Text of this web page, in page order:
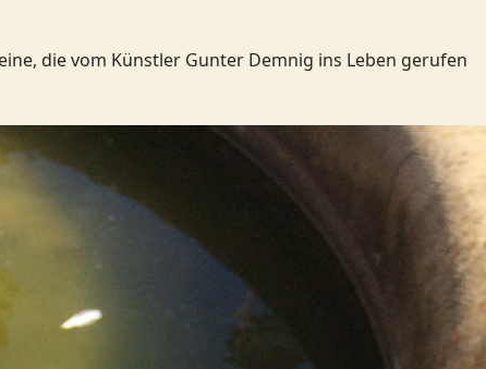
die vom Künstler Gunter Demnig ins Leben gerufen